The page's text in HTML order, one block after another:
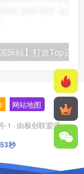
网站地图
-1 · 由极创联盟强
秒